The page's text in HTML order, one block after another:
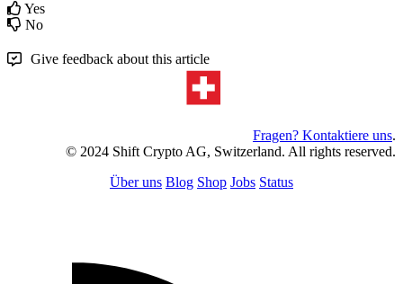
Yes
No
Give feedback about this article
Fragen? Kontaktiere uns.
© 2024 Shift Crypto AG, Switzerland. All rights reserved.
Über uns Blog Shop Jobs Status